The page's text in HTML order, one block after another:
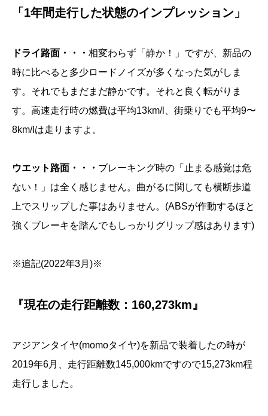
「1年間走行した状態のインプレッション」
ドライ路面・・・ 相変わらず「静か！」ですが、新品の
時に比べると多少ロードノイズが多くなった気がしま
す。それでもまだまだ静かです。それと良く転がりま
す。高速走行時の燃費は平均13km/l、街乗りでも平均9〜
8km/lは走りますよ。
ウエット路面・・・ ブレーキング時の「止まる感覚は危
ない！」は全く感じません。曲がるに関しても横断歩道
上でスリップした事はありません。(ABSが作動するほと
強くブレーキを踏んでもしっかりグリップ感はあります)
※追記(2022年3月)※
『現在の走行距離数：160,273km』
アジアンタイヤ(momoタイヤ)を新品で装着したの時が
2019年6月、走行距離数145,000kmですので15,273km程
走行しました。